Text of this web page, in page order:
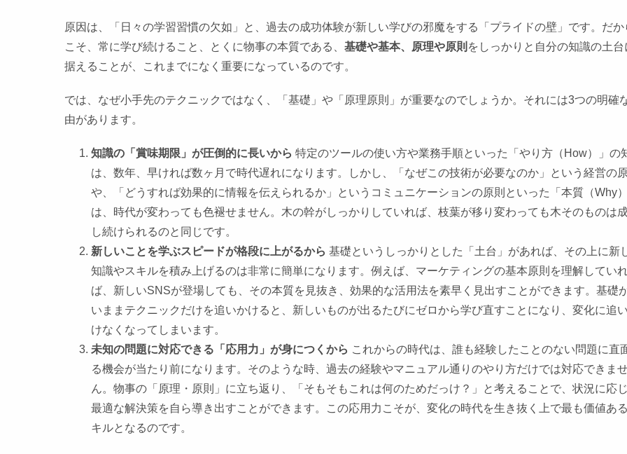
原因は、「日々の学習習慣の欠如」と、過去の成功体験が新しい学びの邪魔をする「プライドの壁」です。だか
こそ、常に学び続けること、とくに物事の本質である、 基礎や基本、原理や原則 をしっかりと自分の知識の土台
据えることが、これまでになく重要になっているのです。
では、なぜ小手先のテクニックではなく、「基礎」や「原理原則」が重要なのでしょうか。それには3つの明確
由があります。
知識の「賞味期限」が圧倒的に長いから 特定のツールの使い方や業務手順といった「やり方（How）」の
は、数年、早ければ数ヶ月で時代遅れになります。しかし、「なぜこの技術が必要なのか」という経営の
や、「どうすれば効果的に情報を伝えられるか」というコミュニケーションの原則といった「本質（Why）
は、時代が変わっても色褪せません。木の幹がしっかりしていれば、枝葉が移り変わっても木そのものは
し続けられるのと同じです。
新しいことを学ぶスピードが格段に上がるから 基礎というしっかりとした「土台」があれば、その上に新
知識やスキルを積み上げるのは非常に簡単になります。例えば、マーケティングの基本原則を理解してい
ば、新しいSNSが登場しても、その本質を見抜き、効果的な活用法を素早く見出すことができます。基礎
いままテクニックだけを追いかけると、新しいものが出るたびにゼロから学び直すことになり、変化に追
けなくなってしまいます。
未知の問題に対応できる「応用力」が身につくから これからの時代は、誰も経験したことのない問題に直
る機会が当たり前になります。そのような時、過去の経験やマニュアル通りのやり方だけでは対応できま
ん。物事の「原理・原則」に立ち返り、「そもそもこれは何のためだっけ？」と考えることで、状況に応
最適な解決策を自ら導き出すことができます。この応用力こそが、変化の時代を生き抜く上で最も価値あ
キルとなるのです。